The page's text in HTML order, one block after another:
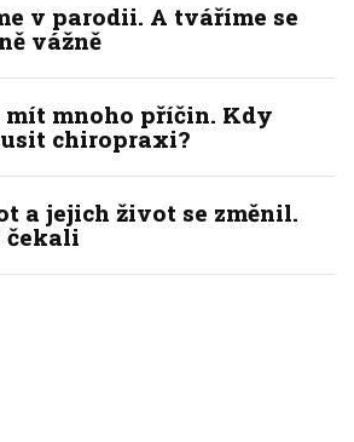
v parodii. A tváříme se
vážně
mít mnoho příčin. Kdy
chiropraxi?
a jejich život se změnil.
čekali